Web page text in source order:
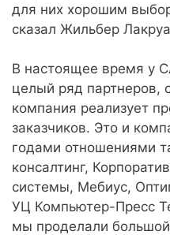
для них хорошим
сказал Жильбер
В настоящее время у
целый ряд партнеров,
компания реализует
заказчиков. Это и
годами отношениями
консалтинг,
системы, Мебиус,
УЦ Компьютер-Пресс
мы проделали